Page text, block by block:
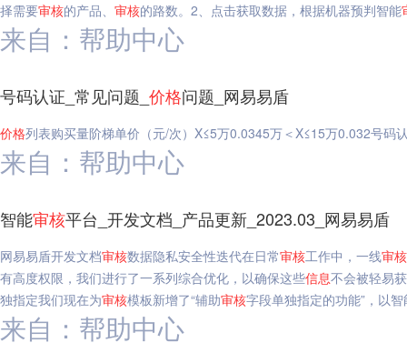
择需要审核的产品、 审核的路数。2、点击获取数据，根据机器预判智能
来自：帮助中心
号码认证_常见问题_ 价格问题_网易易盾
价格列表购买量阶梯单价（元/次）X≤5万0.0345万＜X≤15万0.032号码
来自：帮助中心
智能审核平台_开发文档_产品更新_2023.03_网易易盾
网易易盾开发文档审核数据隐私安全性迭代在日常审核工作中，一线审核
有高度权限，我们进行了一系列综合优化，以确保这些信息不会被轻易
独指定我们现在为审核模板新增了“辅助审核字段单独指定的功能”，以智
来自：帮助中心